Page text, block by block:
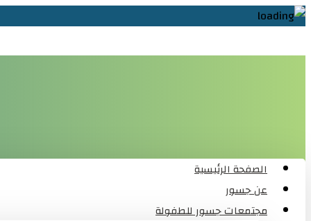
الصفحة الرئيسية
عن جسور
مجتمعات جسور للطفولة